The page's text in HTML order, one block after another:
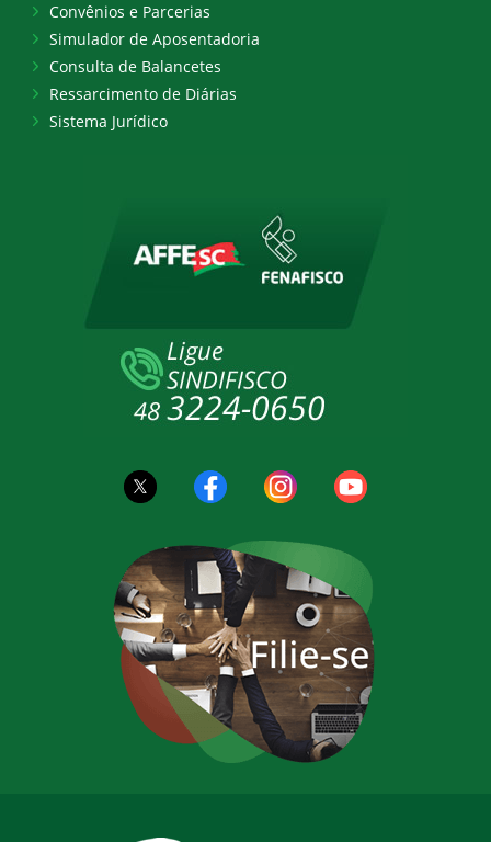
Convênios e Parcerias
Simulador de Aposentadoria
Consulta de Balancetes
Ressarcimento de Diárias
Sistema Jurídico